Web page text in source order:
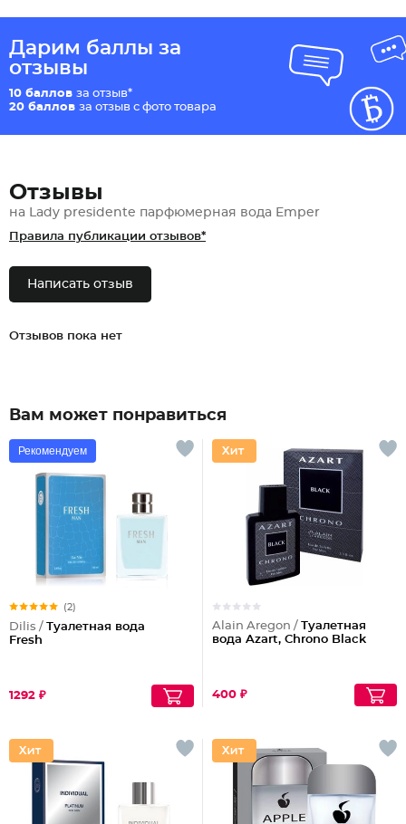
Дарим баллы за
отзывы
10 баллов за отзыв*
20 баллов за отзыв с фото товара
Отзывы
на Lady presidente парфюмерная вода Emper
Правила публикации отзывов*
Написать отзыв
Отзывов пока нет
Вам может понравиться
Рекомендуем
(2)
Dilis / Туалетная вода
Fresh
1292 ₽
Alain Aregon / Туалетная
вода Azart, Chrono Black
400 ₽